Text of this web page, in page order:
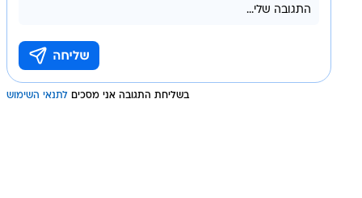
בשליחת התגובה אני מסכים לתנאי השימוש